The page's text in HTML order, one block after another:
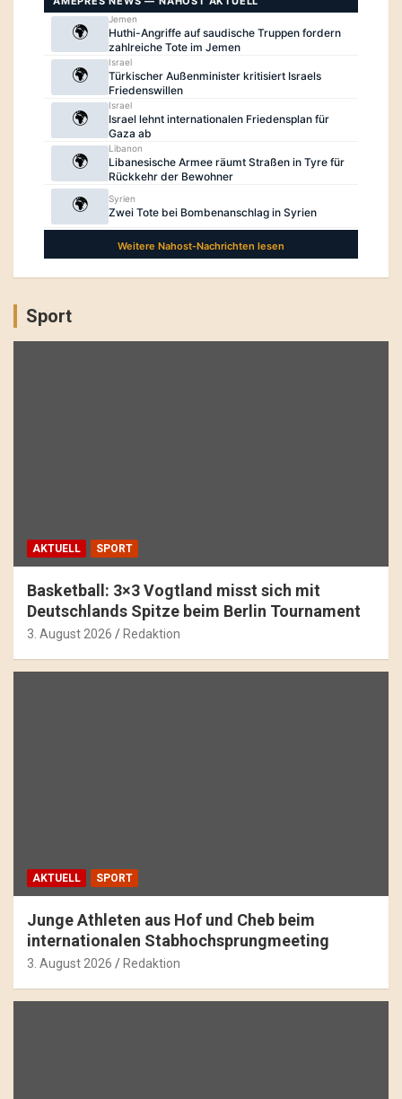
Sport
AKTUELL SPORT
Basketball: 3×3 Vogtland misst sich mit
Deutschlands Spitze beim Berlin Tournament
3. August 2026 Redaktion
AKTUELL SPORT
Junge Athleten aus Hof und Cheb beim
internationalen Stabhochsprungmeeting
3. August 2026 Redaktion